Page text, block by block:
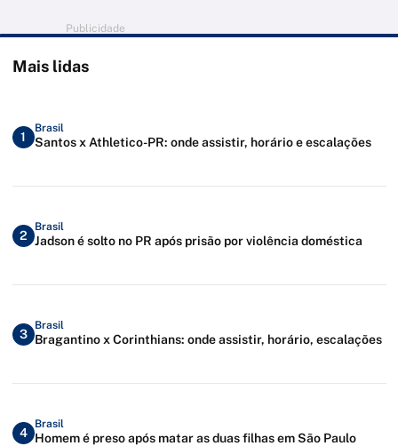
Publicidade
Mais lidas
1
Brasil
Santos x Athletico-PR: onde assistir, horário e escalações
2
Brasil
Jadson é solto no PR após prisão por violência doméstica
3
Brasil
Bragantino x Corinthians: onde assistir, horário, escalações
4
Brasil
Homem é preso após matar as duas filhas em São Paulo